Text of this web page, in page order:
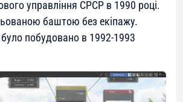
управління СРСР в 1990 році.
баштою без екіпажу.
побудовано в 1992-1993